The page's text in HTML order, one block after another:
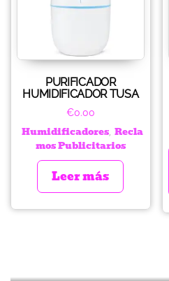
PURIFICADOR
HUMIDIFICADOR TUSA
€0.00
Humidificadores, Recla
mos Publicitarios
Leer más